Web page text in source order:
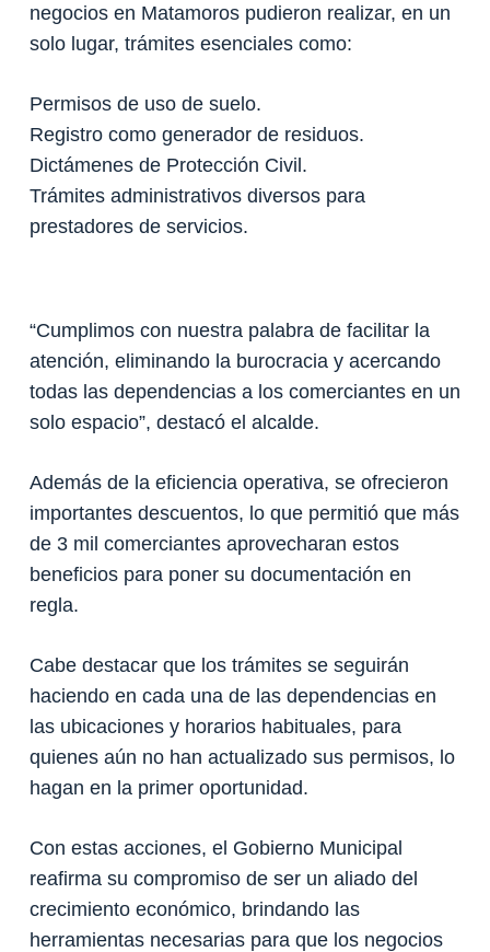
negocios en Matamoros pudieron realizar, en un
solo lugar, trámites esenciales como:
Permisos de uso de suelo.
Registro como generador de residuos.
Dictámenes de Protección Civil.
Trámites administrativos diversos para
prestadores de servicios.
“Cumplimos con nuestra palabra de facilitar la
atención, eliminando la burocracia y acercando
todas las dependencias a los comerciantes en un
solo espacio”, destacó el alcalde.
Además de la eficiencia operativa, se ofrecieron
importantes descuentos, lo que permitió que más
de 3 mil comerciantes aprovecharan estos
beneficios para poner su documentación en
regla.
Cabe destacar que los trámites se seguirán
haciendo en cada una de las dependencias en
las ubicaciones y horarios habituales, para
quienes aún no han actualizado sus permisos, lo
hagan en la primer oportunidad.
Con estas acciones, el Gobierno Municipal
reafirma su compromiso de ser un aliado del
crecimiento económico, brindando las
herramientas necesarias para que los negocios